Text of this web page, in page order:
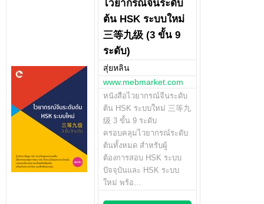
ไวยากรณ์จีนระดับ
ต้น HSK ระบบใหม่
三等九级 (3 ขั้น 9
ระดับ)
สุ่ยหลิน
www.mebmarket.com
หนังสือไวยากรณ์จีนระดับ
ต้น HSK ระบบใหม่ 三等九
级 3 ขั้น 9 ระดับ
ครอบคลุมไวยากรณ์ระดับ
ต้นทั้งหมด สำหรับผู้
ต้องการสอบ HSK ระบบ
ปัจจุบันและ HSK ระบบ
ใหม่ พร้อ…